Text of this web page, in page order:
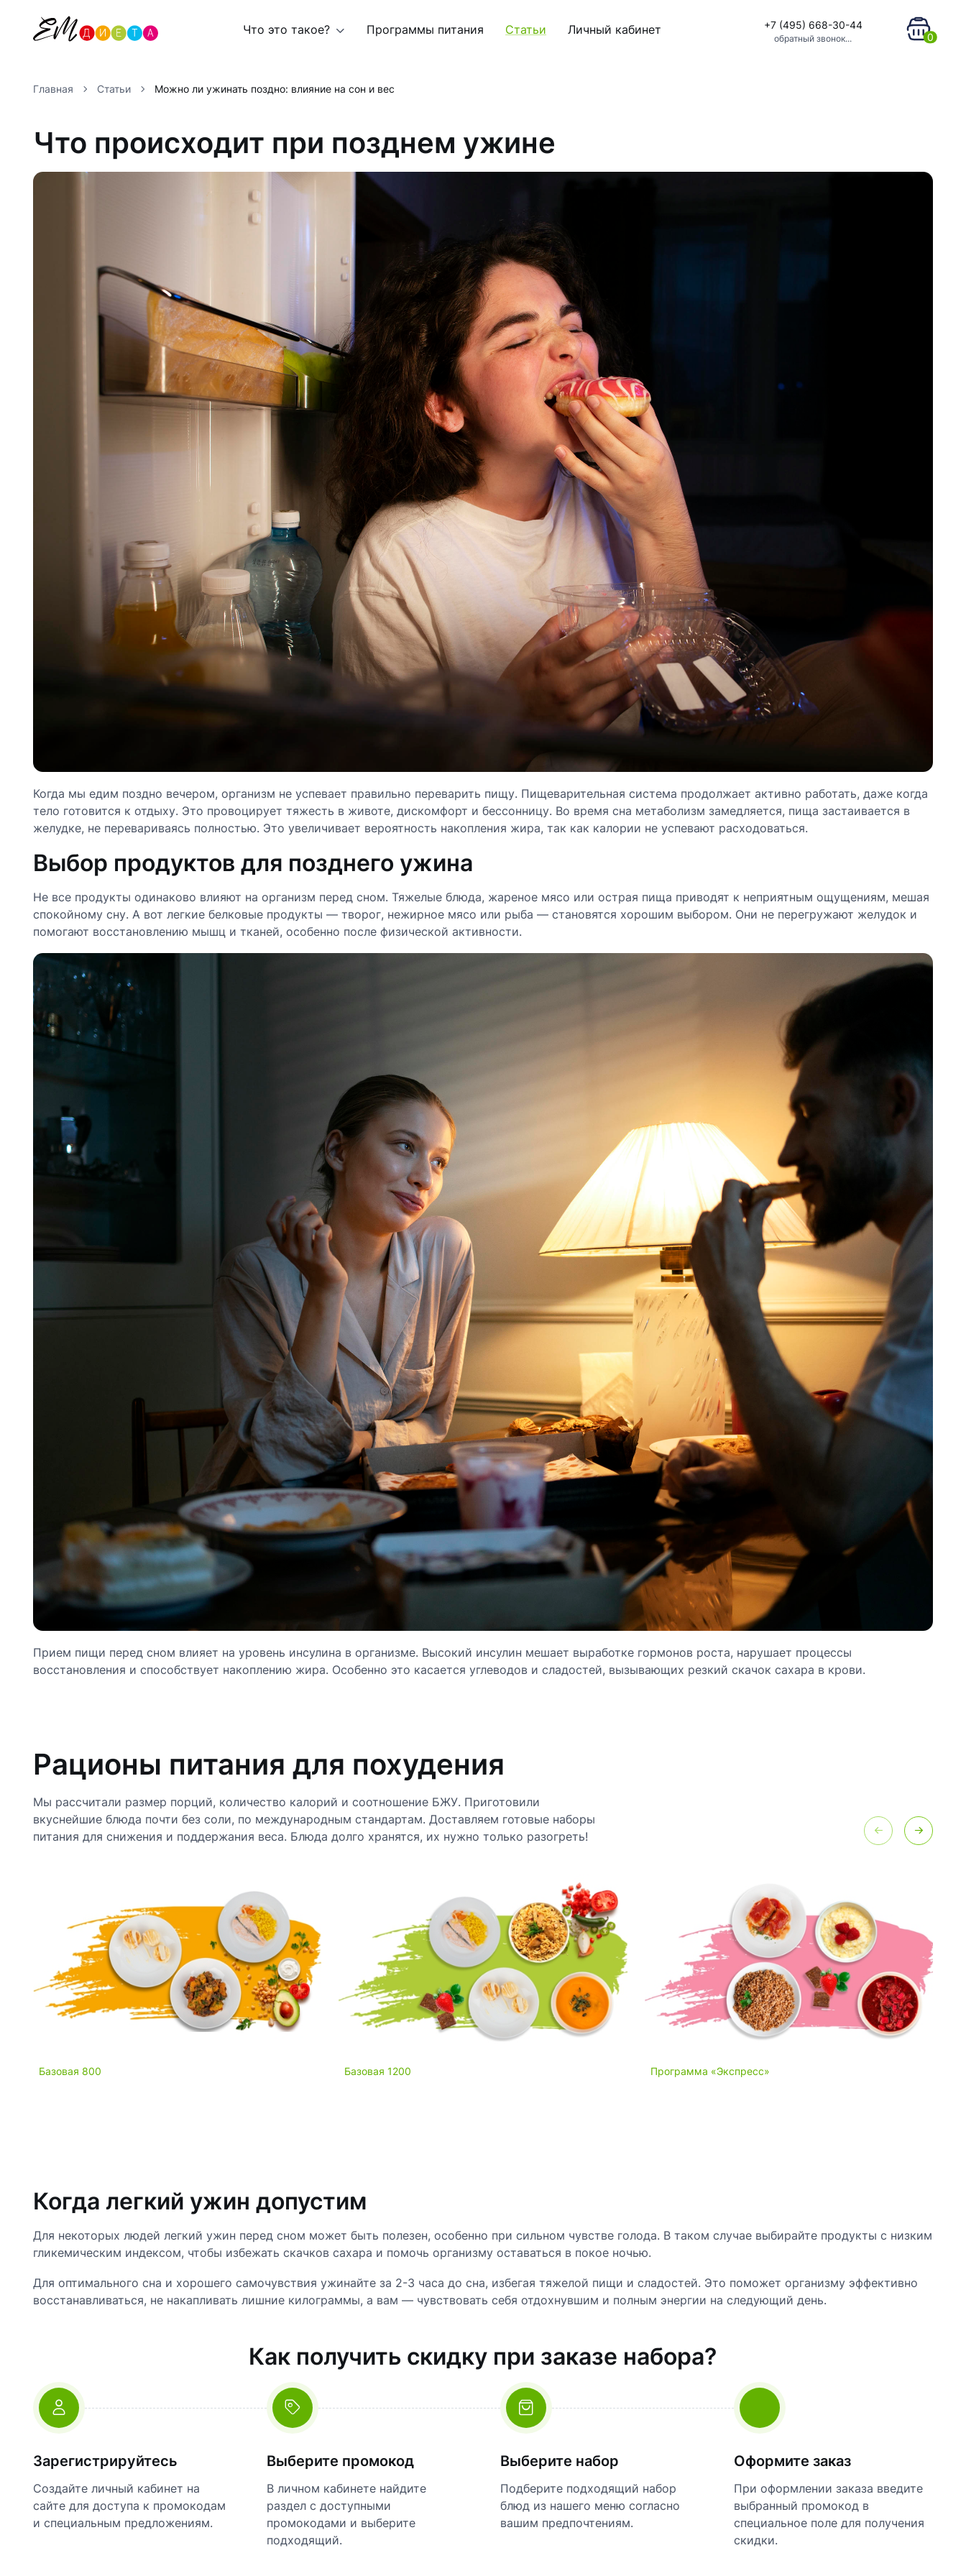
Что это такое? Программы питания Статьи Личный кабинет +7 (495) 668-30-44
обратный звонок... 0
Главная Статьи Можно ли ужинать поздно: влияние на сон и вес
Что происходит при позднем ужине
Когда мы едим поздно вечером, организм не успевает правильно переварить пищу. Пищеварительная система продолжает активно работать, даже когда
тело готовится к отдыху. Это провоцирует тяжесть в животе, дискомфорт и бессонницу. Во время сна метаболизм замедляется, пища застаивается в
желудке, не перевариваясь полностью. Это увеличивает вероятность накопления жира, так как калории не успевают расходоваться.
Выбор продуктов для позднего ужина
Не все продукты одинаково влияют на организм перед сном. Тяжелые блюда, жареное мясо или острая пища приводят к неприятным ощущениям, мешая
спокойному сну. А вот легкие белковые продукты — творог, нежирное мясо или рыба — становятся хорошим выбором. Они не перегружают желудок и
помогают восстановлению мышц и тканей, особенно после физической активности.
Прием пищи перед сном влияет на уровень инсулина в организме. Высокий инсулин мешает выработке гормонов роста, нарушает процессы
восстановления и способствует накоплению жира. Особенно это касается углеводов и сладостей, вызывающих резкий скачок сахара в крови.
Рационы питания для похудения
Мы рассчитали размер порций, количество калорий и соотношение БЖУ. Приготовили
вкуснейшие блюда почти без соли, по международным стандартам. Доставляем готовые наборы
питания для снижения и поддержания веса. Блюда долго хранятся, их нужно только разогреть!
Базовая 800 Базовая 1200 Программа «Экспресс»
Когда легкий ужин допустим
Для некоторых людей легкий ужин перед сном может быть полезен, особенно при сильном чувстве голода. В таком случае выбирайте продукты с низким
гликемическим индексом, чтобы избежать скачков сахара и помочь организму оставаться в покое ночью.
Для оптимального сна и хорошего самочувствия ужинайте за 2-3 часа до сна, избегая тяжелой пищи и сладостей. Это поможет организму эффективно
восстанавливаться, не накапливать лишние килограммы, а вам — чувствовать себя отдохнувшим и полным энергии на следующий день.
Как получить скидку при заказе набора?
Зарегистрируйтесь
Создайте личный кабинет на
сайте для доступа к промокодам
и специальным предложениям.
Выберите промокод
В личном кабинете найдите
раздел с доступными
промокодами и выберите
подходящий.
Выберите набор
Подберите подходящий набор
блюд из нашего меню согласно
вашим предпочтениям.
Оформите заказ
При оформлении заказа введите
выбранный промокод в
специальное поле для получения
скидки.